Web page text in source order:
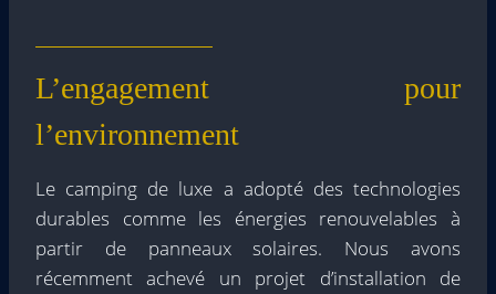
L’engagement pour
l’environnement
Le camping de luxe a adopté des technologies
durables comme les énergies renouvelables à
partir de panneaux solaires. Nous avons
récemment achevé un projet d’installation de